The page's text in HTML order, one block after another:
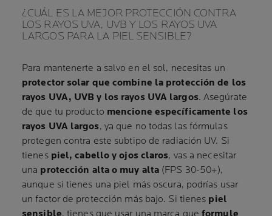
¿CUÁL ES LA MEJOR PROTECCIÓN CONTRA
LOS RAYOS UVA, UVB Y LOS RAYOS UVA
LARGOS PARA LA PIEL SENSIBLE?
Para mantenerte a salvo en el sol, necesitas un
protector solar que combine la protección de los
rayos UVA, UVB y los rayos UVA largos. Asegúrate
de que tu producto mencione específicamente los
rayos UVA largos, ya que no todas las fórmulas
protegen contra este subtipo de radiación UV. Si
tienes piel, cabello y ojos claros, vas a necesitar
una protección alta o muy alta (FPS 30-50+),
aunque si tienes una piel más oscura, podrías usar
un factor de protección más bajo. Si tienes piel